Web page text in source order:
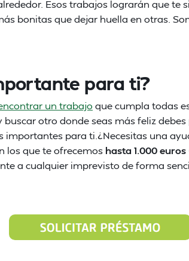
Esos trabajos lograrán que te
bonitas que dejar huella en otras.
para ti?
un trabajo que cumpla todas
otro donde seas más feliz
importantes para ti.¿Necesitas una
los que te ofrecemos hasta 1.000 euros
a cualquier imprevisto de forma